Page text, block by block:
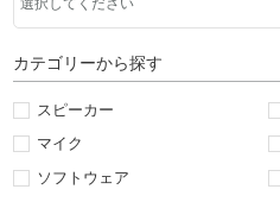
カテゴリーから探す
スピーカー
マイク
ソフトウェア